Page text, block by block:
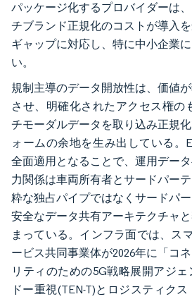
パッケージ化するプロバイダーは
チブランド正規化のコストが導入
ギャップに対応し、特に中小企業
い。
規制主導のデータ開放性は、価値
させ、明確化されたアクセス権の
チモーダルデータを取り込み正規
ォームの余地を生み出している。
全面適用となることで、運用デー
力関係は車両所有者とサードパー
粋な独占パイプではなくサードパ
安全なデータ共有アーキテクチャ
まっている。インフラ面では、ス
ービス共同事業体が2026年に「コ
リティのための5G戦略展開アジ
ドー重視(TEN-T)とロジスティク